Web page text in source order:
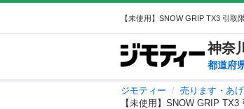
神奈川
都道府
ジモティー 売ります・あ
【未使用】SNOW GRIP